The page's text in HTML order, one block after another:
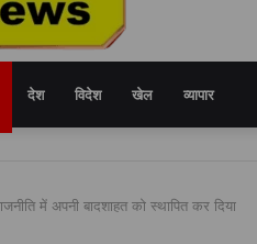
देश विदेश खेल व्यापार
में अपनी बादशाहत को स्थापित कर दिया